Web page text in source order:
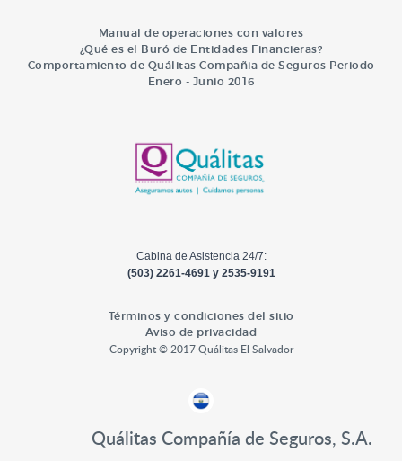
Manual de operaciones con valores
¿Qué es el Buró de Entidades Financieras?
Comportamiento de Quálitas Compañia de Seguros Periodo
Enero - Junio 2016
Cabina de Asistencia 24/7:
(503) 2261-4691 y 2535-9191
Términos y condiciones del sitio
Aviso de privacidad
Copyright © 2017 Quálitas El Salvador
Quálitas Compañía de Seguros, S.A.